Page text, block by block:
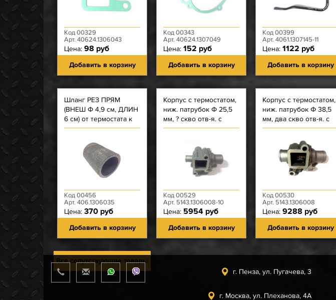
Код 00329
Арт. 40624.1306043
Цена: 98 руб
Добавить в корзину
Код 00343
Арт. 40624.1307049
Цена: 152 руб
Добавить в корзину
Код 00399
Арт. 4061.1307145-11
Цена: 1122 руб
Добавить в корзину
Шланг РЕЗ ПРЯМ
(ВНЕШ Ф 4,9 см, ДЛИН
6 см) от термостата к
насосу ЗМЗ-4062,
ЗМЗ-514
Код 00456
Арт. 406.1306035
Цена: 370 руб
Добавить в корзину
Корпус с термостатом,
ниж. патрубок Ф 25,5
мм, ? скво отв-я. с
резьбой, термост БТС
Код 00529
Арт. 5143.1306008-10
Цена: 5954 руб
Добавить в корзину
Корпус с термостатом,
ниж. патрубок Ф 38,5
мм, два скво отв-я. с
резьбой, термост без
Код 00530
Арт. 5143.1306008
Цена: 9288 руб
Добавить в корзину
Все сопутствующие товары
г. Пенза, ул. Пугачева, 3
г. Москва, ул. Плеханова, 4А